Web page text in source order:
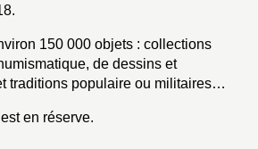
150 000 objets : collections
de dessins et
traditions populaire ou militaires…
en réserve.